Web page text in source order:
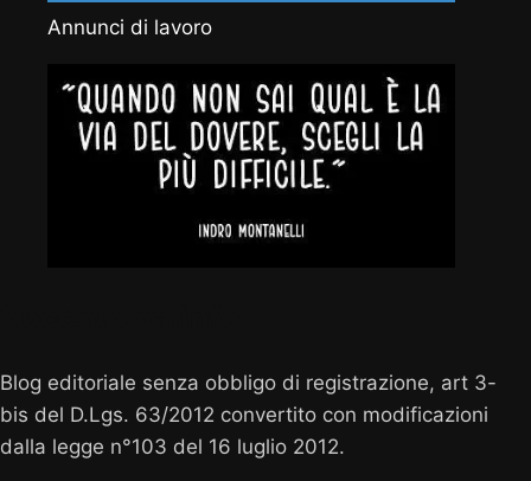
Annunci di lavoro
Blog editoriale senza obbligo di registrazione, art 3-
bis del D.Lgs. 63/2012 convertito con modificazioni
dalla legge n°103 del 16 luglio 2012.